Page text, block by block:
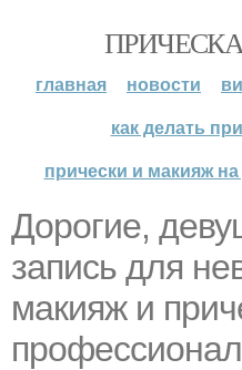
главная новости
как делать
прически и макияж
Дорогие,
запись для
макияж и